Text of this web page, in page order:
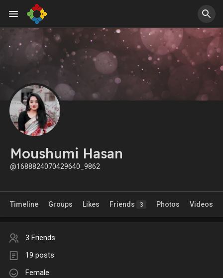
Moushumi Hasan
@1688824070429640_9862
Timeline Groups Likes Friends 3 Photos Videos
3 Friends
19 posts
Female